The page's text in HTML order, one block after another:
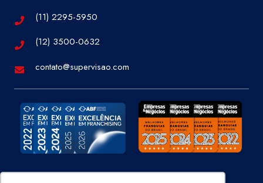
(11) 2295-5950
(12) 3500-0632
contato@supervisao.com